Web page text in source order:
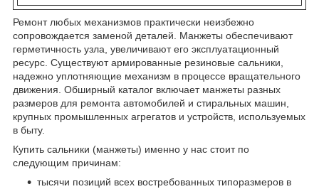
Ремонт любых механизмов практически неизбежно
сопровождается заменой деталей. Манжеты обеспечивают
герметичность узла, увеличивают его эксплуатационный
ресурс. Существуют армированные резиновые сальники,
надежно уплотняющие механизм в процессе вращательного
движения. Обширный каталог включает манжеты разных
размеров для ремонта автомобилей и стиральных машин,
крупных промышленных агрегатов и устройств, используемых
в быту.
Купить сальники (манжеты) именно у нас стоит по
следующим причинам:
тысячи позиций всех востребованных типоразмеров в